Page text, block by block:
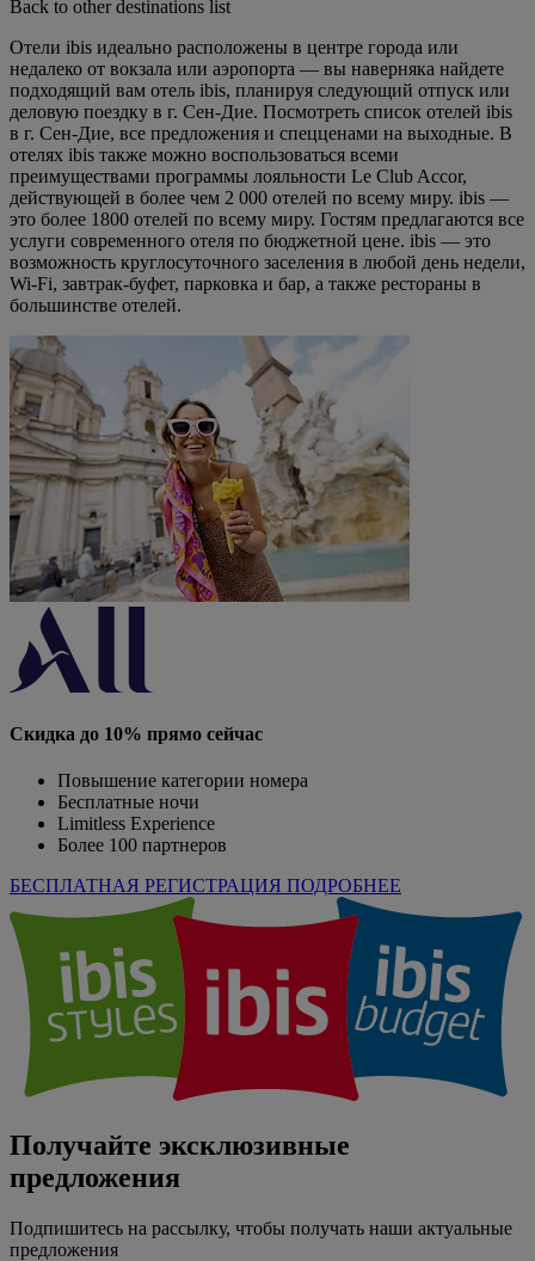
Back to other destinations list
Отели ibis идеально расположены в центре города или
недалеко от вокзала или аэропорта — вы наверняка найдете
подходящий вам отель ibis, планируя следующий отпуск или
деловую поездку в г. Сен-Дие. Посмотреть список отелей ibis
в г. Сен-Дие, все предложения и спецценами на выходные. В
отелях ibis также можно воспользоваться всеми
преимуществами программы лояльности Le Club Accor,
действующей в более чем 2 000 отелей по всему миру. ibis —
это более 1800 отелей по всему миру. Гостям предлагаются все
услуги современного отеля по бюджетной цене. ibis — это
возможность круглосуточного заселения в любой день недели,
Wi-Fi, завтрак-буфет, парковка и бар, а также рестораны в
большинстве отелей.
Скидка до 10% прямо сейчас
Повышение категории номера
Бесплатные ночи
Limitless Experience
Более 100 партнеров
БЕСПЛАТНАЯ РЕГИСТРАЦИЯ ПОДРОБНЕЕ
Получайте эксклюзивные
предложения
Подпишитесь на рассылку, чтобы получать наши актуальные
предложения